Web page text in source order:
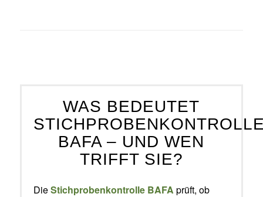
WAS BEDEUTET
BAFA – UND WEN
TRIFFT SIE?
DieStichprobenkontrolle BAFA prüft, ob